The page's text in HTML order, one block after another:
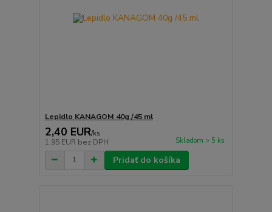
Lepidlo KANAGOM 40g /45 ml
2,40 EUR/ks
1,95 EUR bez DPH Skladom > 5 ks
Pridať do košíka